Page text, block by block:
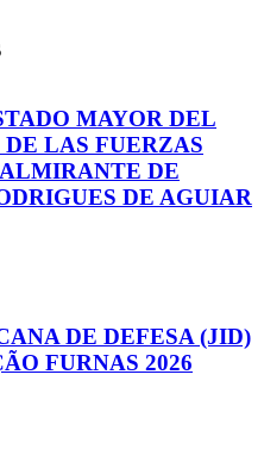
MAYOR DEL
LAS FUERZAS
DE
DE AGUIAR
DE DEFESA (JID)
FURNAS 2026